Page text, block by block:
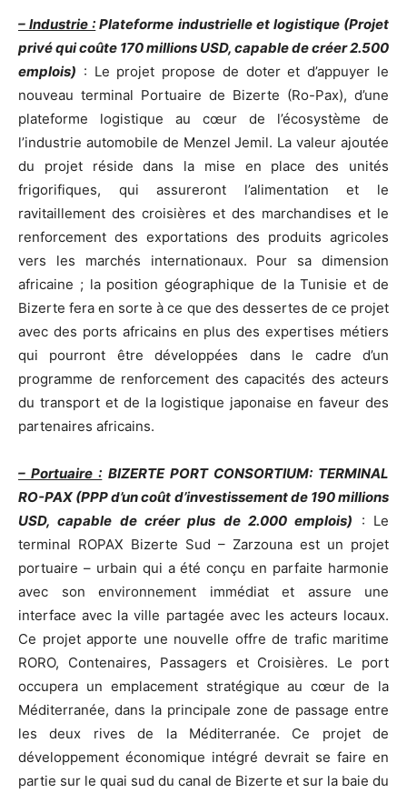
– Industrie : Plateforme industrielle et logistique (Projet
privé qui coûte 170 millions USD, capable de créer 2.500
emplois) : Le projet propose de doter et d’appuyer le
nouveau terminal Portuaire de Bizerte (Ro-Pax), d’une
plateforme logistique au cœur de l’écosystème de
l’industrie automobile de Menzel Jemil. La valeur ajoutée
du projet réside dans la mise en place des unités
frigorifiques, qui assureront l’alimentation et le
ravitaillement des croisières et des marchandises et le
renforcement des exportations des produits agricoles
vers les marchés internationaux. Pour sa dimension
africaine ; la position géographique de la Tunisie et de
Bizerte fera en sorte à ce que des dessertes de ce projet
avec des ports africains en plus des expertises métiers
qui pourront être développées dans le cadre d’un
programme de renforcement des capacités des acteurs
du transport et de la logistique japonaise en faveur des
partenaires africains.
– Portuaire : BIZERTE PORT CONSORTIUM: TERMINAL
RO-PAX (PPP d’un coût d’investissement de 190 millions
USD, capable de créer plus de 2.000 emplois) : Le
terminal ROPAX Bizerte Sud – Zarzouna est un projet
portuaire – urbain qui a été conçu en parfaite harmonie
avec son environnement immédiat et assure une
interface avec la ville partagée avec les acteurs locaux.
Ce projet apporte une nouvelle offre de trafic maritime
RORO, Contenaires, Passagers et Croisières. Le port
occupera un emplacement stratégique au cœur de la
Méditerranée, dans la principale zone de passage entre
les deux rives de la Méditerranée. Ce projet de
développement économique intégré devrait se faire en
partie sur le quai sud du canal de Bizerte et sur la baie du